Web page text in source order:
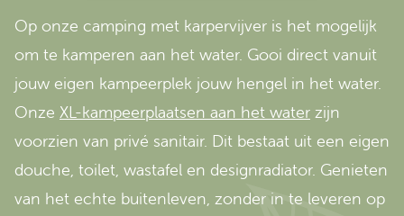
Op onze camping met karpervijver is het mogelijk
om te kamperen aan het water. Gooi direct vanuit
jouw eigen kampeerplek jouw hengel in het water.
Onze XL-kampeerplaatsen aan het water zijn
voorzien van privé sanitair. Dit bestaat uit een eigen
douche, toilet, wastafel en designradiator. Genieten
van het echte buitenleven, zonder in te leveren op